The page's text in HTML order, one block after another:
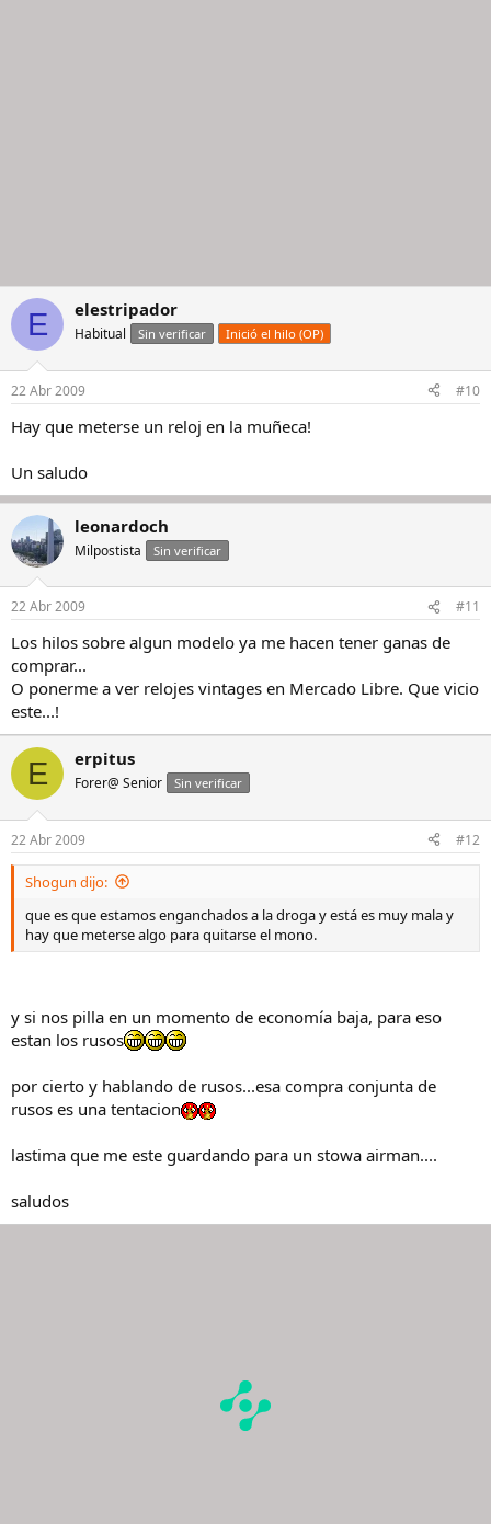
E elestripador
Habitual Sin verificar Inició el hilo (OP)
22 Abr 2009 #10
Hay que meterse un reloj en la muñeca!
Un saludo
leonardoch
Milpostista Sin verificar
22 Abr 2009 #11
Los hilos sobre algun modelo ya me hacen tener ganas de
comprar...
O ponerme a ver relojes vintages en Mercado Libre. Que vicio
este...!
E erpitus
Forer@ Senior Sin verificar
22 Abr 2009 #12
Shogun dijo:
que es que estamos enganchados a la droga y está es muy mala y
hay que meterse algo para quitarse el mono.
y si nos pilla en un momento de economía baja, para eso
estan los rusos
por cierto y hablando de rusos...esa compra conjunta de
rusos es una tentacion
lastima que me este guardando para un stowa airman....
saludos